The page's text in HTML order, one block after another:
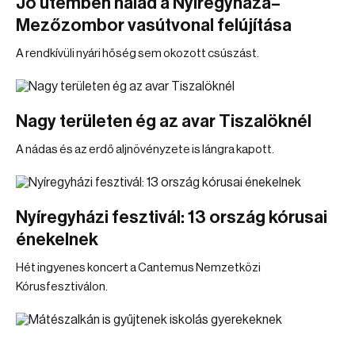
Mezőzombor vasútvonal felújítása
A rendkívüli nyári hőség sem okozott csúszást.
Nagy területen ég az avar Tiszalöknél
A nádas és az erdő aljnövényzete is lángra kapott.
Nyíregyházi fesztivál: 13 ország kórusai
énekelnek
Hét ingyenes koncert a Cantemus Nemzetközi
Kórusfesztiválon.